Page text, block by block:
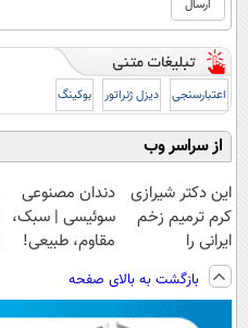
اعتبارسنجی دیزل ژنراتور بوکینگ
از سراسر وب
این دکتر شیرازی
کرم ترمیم زخم
ایرانی را
ساخت!!!
دندان مصنوعی
سوئیسی | سبک،
مقاوم، طبیعی!
رایگان+پرداخت
اقساطی😍
بازگشت به بالای صفحه